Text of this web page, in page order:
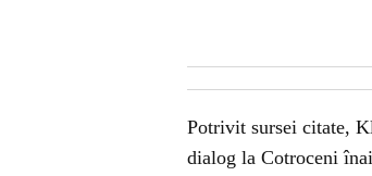
Potrivit sursei citate,
dialog la Cotroceni